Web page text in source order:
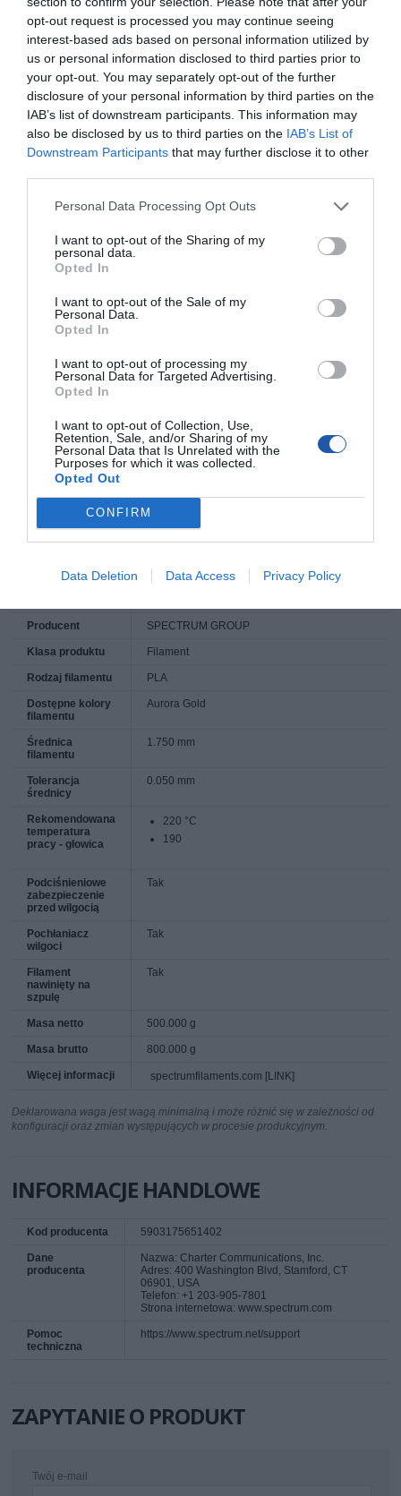
opt-out request is processed you may continue seeing
interest-based ads based on personal information utilized by
us or personal information disclosed to third parties prior to
your opt-out. You may separately opt-out of the further
disclosure of your personal information by third parties on the
IAB’s list of downstream participants. This information may
also be disclosed by us to third parties on the IAB’s List of
Downstream Participants that may further disclose it to other
Personal Data Processing Opt Outs
I want to opt-out of the Sharing of my
personal data.
Opted In
I want to opt-out of the Sale of my
Personal Data.
Opted In
I want to opt-out of processing my
Personal Data for Targeted Advertising.
Opted In
I want to opt-out of Collection, Use,
Retention, Sale, and/or Sharing of my
Personal Data that Is Unrelated with the
Purposes for which it was collected.
Opted Out
CONFIRM
Data Deletion Data Access Privacy Policy
SPECYFIKACJA
Nazwa produktu
SPECTRUMG 5903175651402 Filament
SPECTRUM / PLA / AURORA GOLD / 1,75 mm
Producent SPECTRUM GROUP
Klasa produktu Filament
Rodzaj filamentu PLA
Dostępne kolory
filamentu
Aurora Gold
Średnica
filamentu
1.750 mm
Tolerancja
średnicy
0.050 mm
Rekomendowana
temperatura
pracy - głowica
220 °C
190
Podciśnieniowe
zabezpieczenie
przed wilgocią
Tak
Pochłaniacz
wilgoci
Tak
Filament
nawinięty na
szpulę
Tak
Masa netto 500.000 g
Masa brutto 800.000 g
Więcej informacji spectrumfilaments.com [LINK]
Deklarowana waga jest wagą minimalną i może różnić się w zależności od
konfiguracji oraz zmian występujących w procesie produkcyjnym.
INFORMACJE HANDLOWE
Kod producenta 5903175651402
Dane
producenta
Nazwa: Charter Communications, Inc.
Adres: 400 Washington Blvd, Stamford, CT
06901, USA
Telefon: +1 203-905-7801
Strona internetowa: www.spectrum.com
Pomoc
techniczna
https://www.spectrum.net/support
ZAPYTANIE O PRODUKT
Twój e-mail